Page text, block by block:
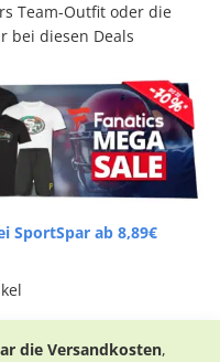
Team-Outfit oder die
bei diesen Deals
SportSpar ab 8,89€
die Versandkosten,